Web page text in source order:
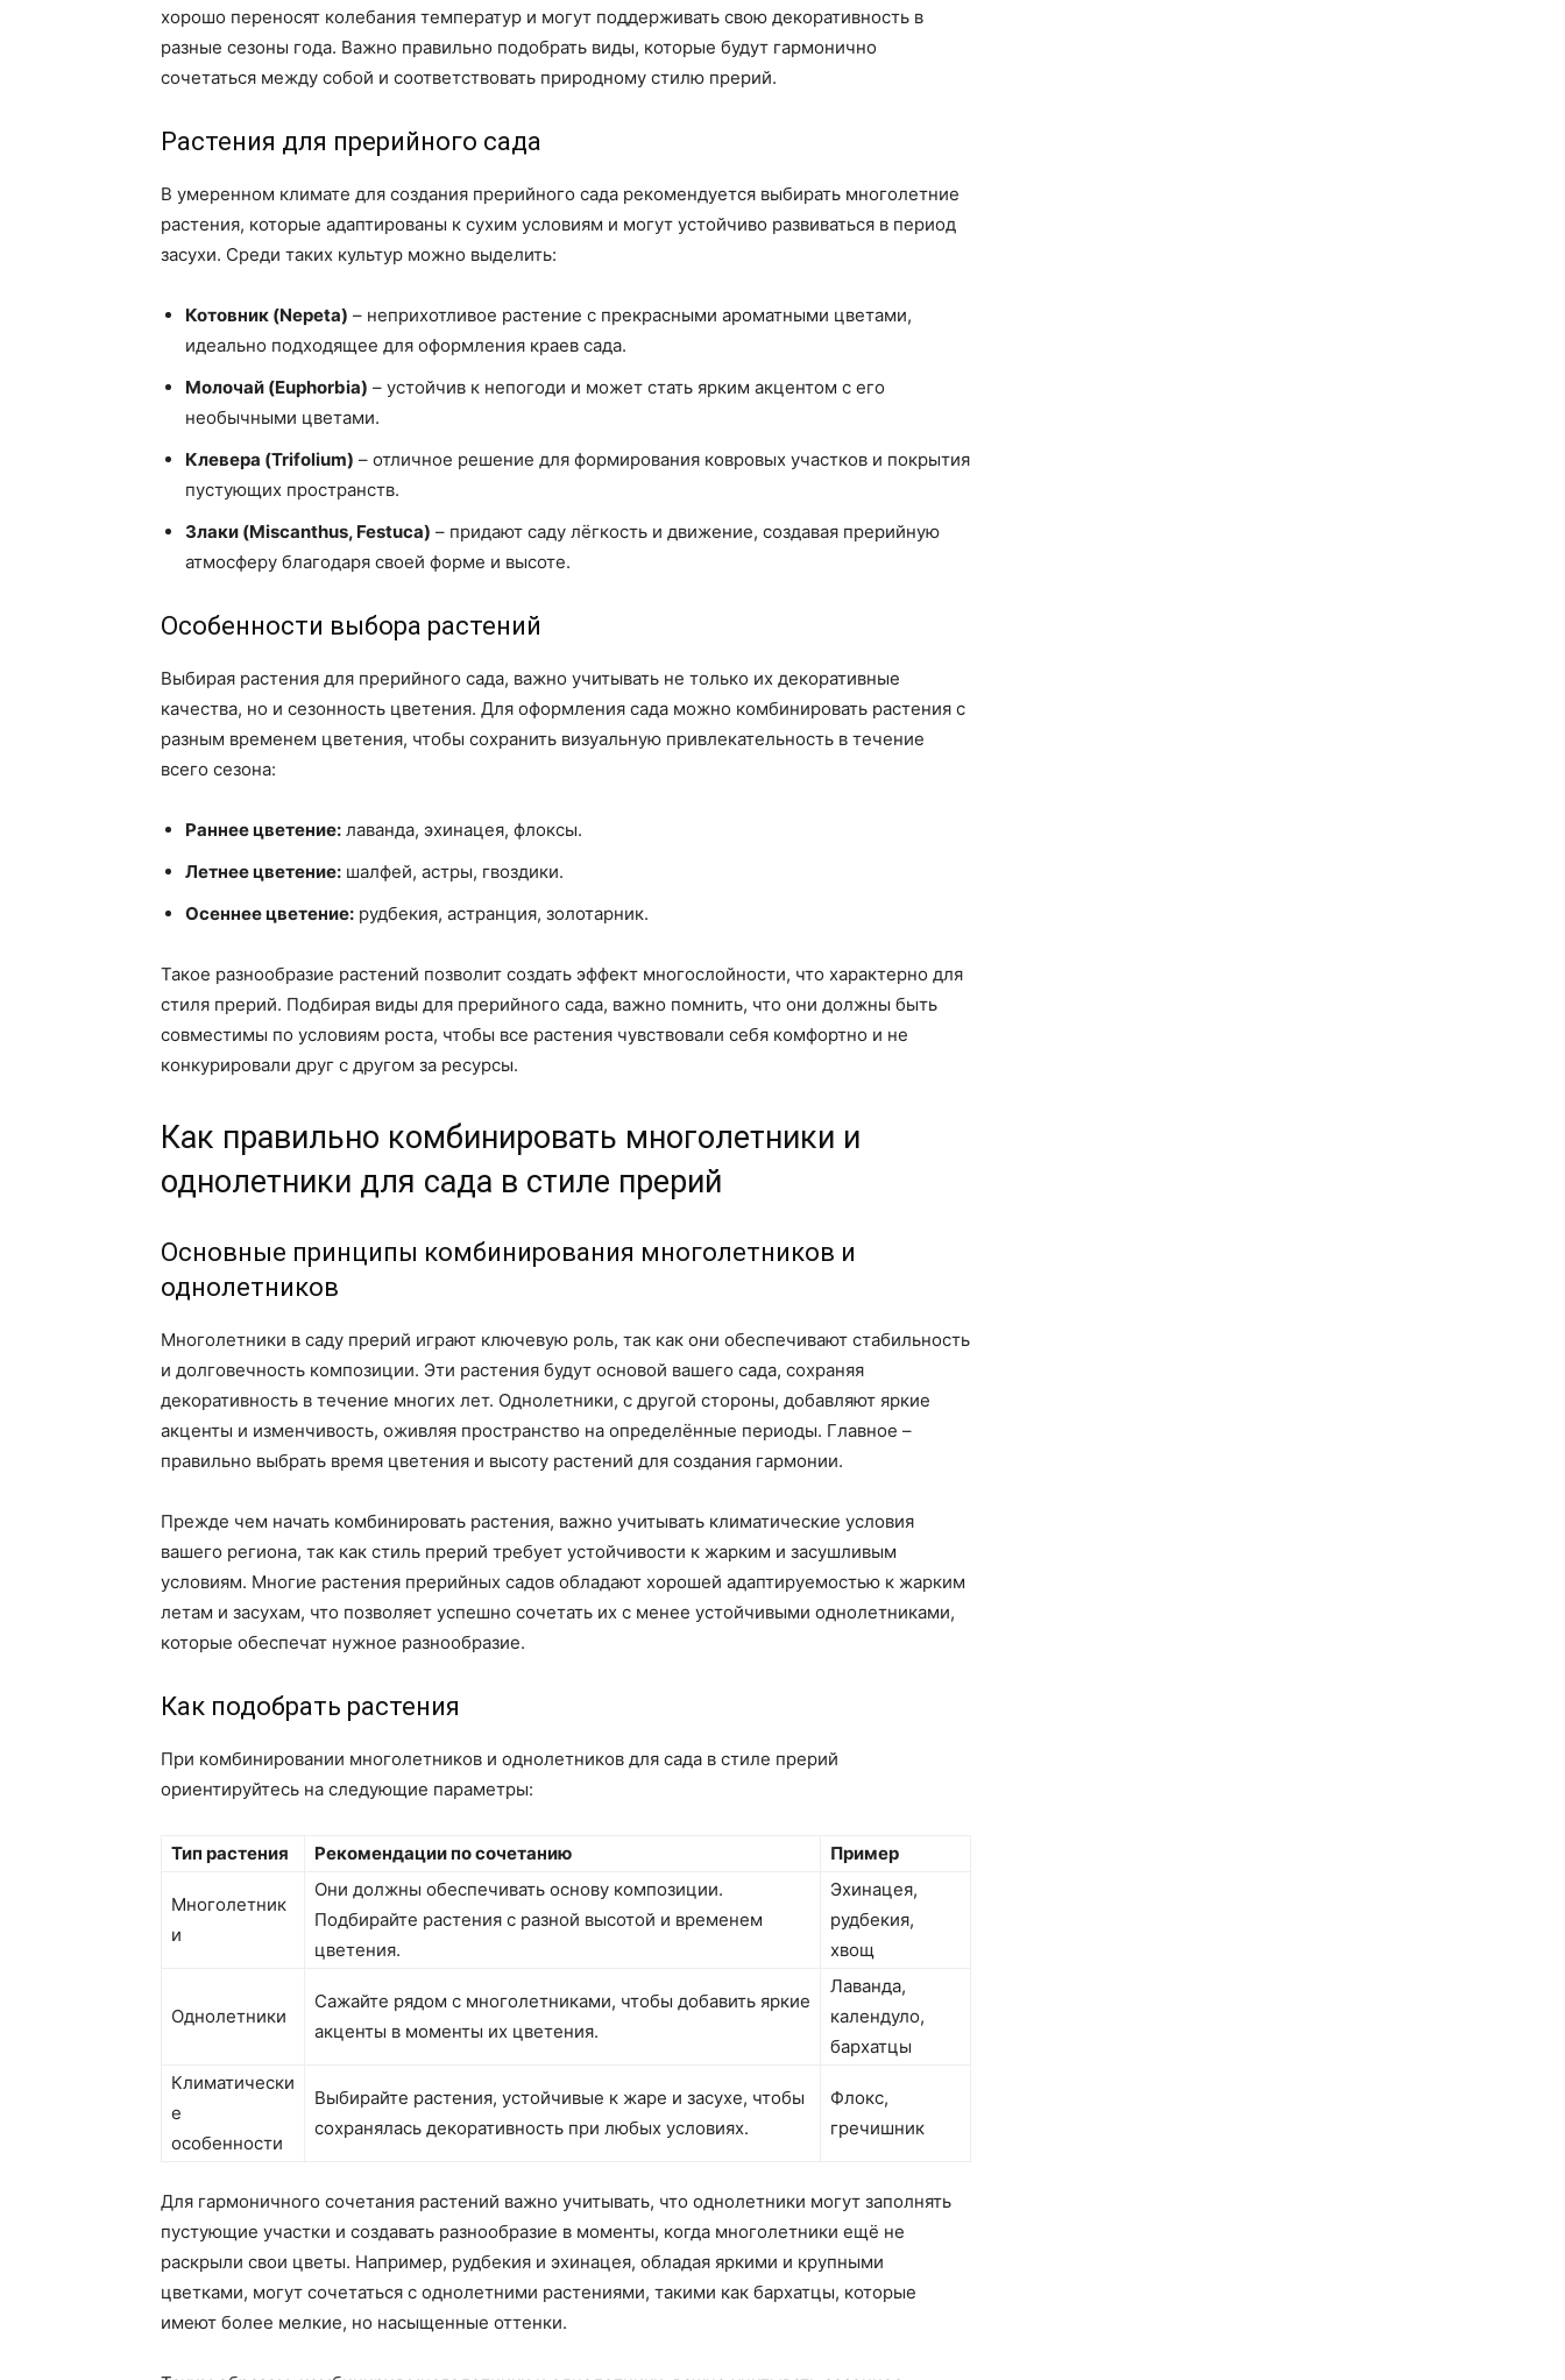
хорошо переносят колебания температур и могут поддерживать свою декоративность в
разные сезоны года. Важно правильно подобрать виды, которые будут гармонично
сочетаться между собой и соответствовать природному стилю прерий.
Растения для прерийного сада
В умеренном климате для создания прерийного сада рекомендуется выбирать многолетние
растения, которые адаптированы к сухим условиям и могут устойчиво развиваться в период
засухи. Среди таких культур можно выделить:
Котовник (Nepeta) – неприхотливое растение с прекрасными ароматными цветами,
идеально подходящее для оформления краев сада.
Молочай (Euphorbia) – устойчив к непогоди и может стать ярким акцентом с его
необычными цветами.
Клевера (Trifolium) – отличное решение для формирования ковровых участков и покрытия
пустующих пространств.
Злаки (Miscanthus, Festuca) – придают саду лёгкость и движение, создавая прерийную
атмосферу благодаря своей форме и высоте.
Особенности выбора растений
Выбирая растения для прерийного сада, важно учитывать не только их декоративные
качества, но и сезонность цветения. Для оформления сада можно комбинировать растения с
разным временем цветения, чтобы сохранить визуальную привлекательность в течение
всего сезона:
Раннее цветение: лаванда, эхинацея, флоксы.
Летнее цветение: шалфей, астры, гвоздики.
Осеннее цветение: рудбекия, астранция, золотарник.
Такое разнообразие растений позволит создать эффект многослойности, что характерно для
стиля прерий. Подбирая виды для прерийного сада, важно помнить, что они должны быть
совместимы по условиям роста, чтобы все растения чувствовали себя комфортно и не
конкурировали друг с другом за ресурсы.
Как правильно комбинировать многолетники и
однолетники для сада в стиле прерий
Основные принципы комбинирования многолетников и
однолетников
Многолетники в саду прерий играют ключевую роль, так как они обеспечивают стабильность
и долговечность композиции. Эти растения будут основой вашего сада, сохраняя
декоративность в течение многих лет. Однолетники, с другой стороны, добавляют яркие
акценты и изменчивость, оживляя пространство на определённые периоды. Главное –
правильно выбрать время цветения и высоту растений для создания гармонии.
Прежде чем начать комбинировать растения, важно учитывать климатические условия
вашего региона, так как стиль прерий требует устойчивости к жарким и засушливым
условиям. Многие растения прерийных садов обладают хорошей адаптируемостью к жарким
летам и засухам, что позволяет успешно сочетать их с менее устойчивыми однолетниками,
которые обеспечат нужное разнообразие.
Как подобрать растения
При комбинировании многолетников и однолетников для сада в стиле прерий
ориентируйтесь на следующие параметры:
Тип растения Рекомендации по сочетанию Пример
Многолетник
и
Они должны обеспечивать основу композиции.
Подбирайте растения с разной высотой и временем
цветения.
Эхинацея,
рудбекия,
хвощ
Однолетники
Сажайте рядом с многолетниками, чтобы добавить яркие
акценты в моменты их цветения.
Лаванда,
календуло,
бархатцы
Климатически
е
особенности
Выбирайте растения, устойчивые к жаре и засухе, чтобы
сохранялась декоративность при любых условиях.
Флокс,
гречишник
Для гармоничного сочетания растений важно учитывать, что однолетники могут заполнять
пустующие участки и создавать разнообразие в моменты, когда многолетники ещё не
раскрыли свои цветы. Например, рудбекия и эхинацея, обладая яркими и крупными
цветками, могут сочетаться с однолетними растениями, такими как бархатцы, которые
имеют более мелкие, но насыщенные оттенки.